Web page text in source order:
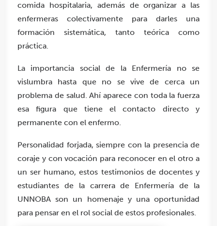
comida hospitalaria, además de organizar a las
enfermeras colectivamente para darles una
formación sistemática, tanto teórica como
práctica.
La importancia social de la Enfermería no se
vislumbra hasta que no se vive de cerca un
problema de salud. Ahí aparece con toda la fuerza
esa figura que tiene el contacto directo y
permanente con el enfermo.
Personalidad forjada, siempre con la presencia de
coraje y con vocación para reconocer en el otro a
un ser humano, estos testimonios de docentes y
estudiantes de la carrera de Enfermería de la
UNNOBA son un homenaje y una oportunidad
para pensar en el rol social de estos profesionales.